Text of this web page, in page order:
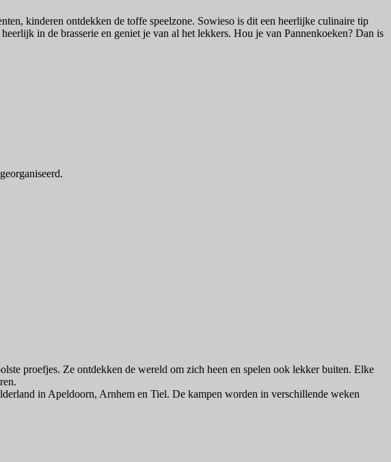
kinderen ontdekken de toffe speelzone. Sowieso is dit een heerlijke culinaire tip
in de brasserie en geniet je van al het lekkers. Hou je van Pannenkoeken? Dan is
proefjes. Ze ontdekken de wereld om zich heen en spelen ook lekker buiten. Elke
in Apeldoorn, Arnhem en Tiel. De kampen worden in verschillende weken